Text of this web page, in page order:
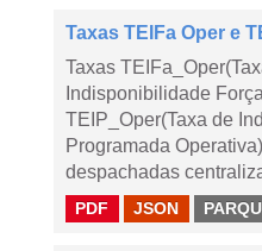
Taxas TEIFa Oper e
Taxas
Indisponibilidade
TEIP_Oper(Taxa de
Programada
despachadas
PDF JSON